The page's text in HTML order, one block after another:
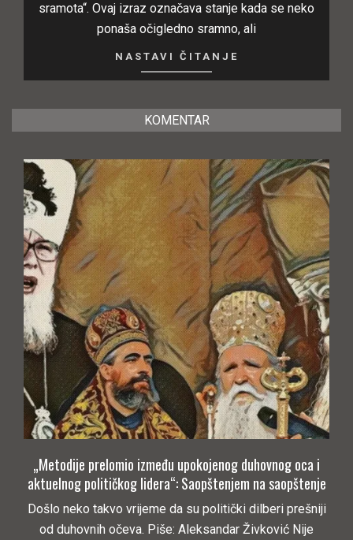
sramota“. Ovaj izraz označava stanje kada se neko
ponaša očigledno sramno, ali
NASTAVI ČITANJE
KOMENTAR
„Metodije prelomio između upokojenog duhovnog oca i
aktuelnog političkog lidera“: Saopštenjem na saopštenje
Došlo neko takvo vrijeme da su politički dilberi prešniji
od duhovnih očeva. Piše: Aleksandar Živković Nije